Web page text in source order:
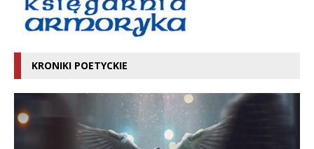
KRONIKI POETYCKIE